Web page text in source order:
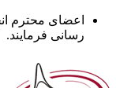
رسانی فرمایند.